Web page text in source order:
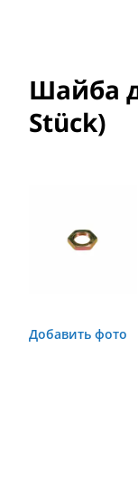
Шайба
Stück)
Добавить фото